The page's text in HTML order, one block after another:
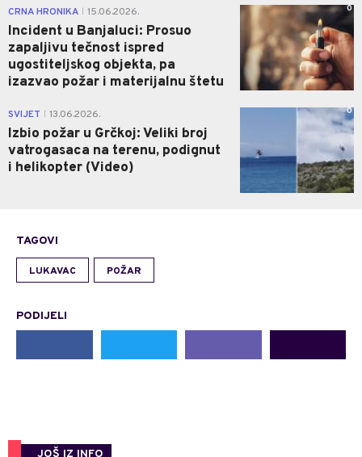
CRNA HRONIKA 15.06.2026.
Incident u Banjaluci: Prosuo
zapaljivu tečnost ispred
ugostiteljskog objekta, pa
izazvao požar i materijalnu štetu
0
SVIJET 13.06.2026.
Izbio požar u Grčkoj: Veliki broj
vatrogasaca na terenu, podignut
i helikopter (Video)
0
TAGOVI
LUKAVAC POŽAR
PODIJELI
JOŠ IZ INFO